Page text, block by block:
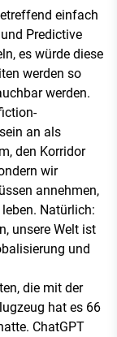
einfach
Predictive
es würde diese
werden so
werden.
an als
den Korridor
wir
annehmen,
Natürlich:
unsere Welt ist
und
die mit der
hat es 66
ChatGPT